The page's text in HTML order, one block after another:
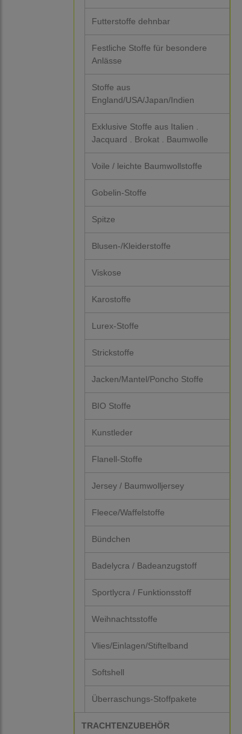
Futterstoffe dehnbar
Festliche Stoffe für besondere
Anlässe
Stoffe aus
England/USA/Japan/Indien
Exklusive Stoffe aus Italien .
Jacquard . Brokat . Baumwolle
Voile / leichte Baumwollstoffe
Gobelin-Stoffe
Spitze
Blusen-/Kleiderstoffe
Viskose
Karostoffe
Lurex-Stoffe
Strickstoffe
Jacken/Mantel/Poncho Stoffe
BIO Stoffe
Kunstleder
Flanell-Stoffe
Jersey / Baumwolljersey
Fleece/Waffelstoffe
Bündchen
Badelycra / Badeanzugstoff
Sportlycra / Funktionsstoff
Weihnachtsstoffe
Vlies/Einlagen/Stiftelband
Softshell
Überraschungs-Stoffpakete
TRACHTENZUBEHÖR